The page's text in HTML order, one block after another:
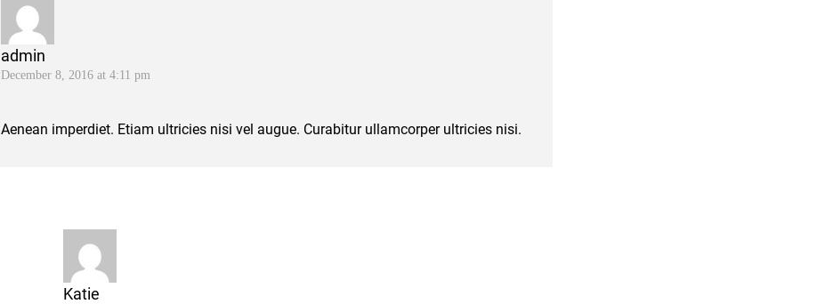
admin
December 8, 2016 at 4:11 pm
Aenean imperdiet. Etiam ultricies nisi vel augue. Curabitur ullamcorper ultricies nisi.
Katie